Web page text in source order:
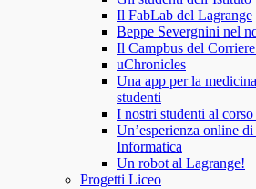
Il FabLab del Lagrange
Beppe Severgnini nel
Il Campbus del
uChronicles
Una app per la
studenti
I nostri studenti al
Un’esperienza online
Informatica
Un robot al Lagrange!
Progetti Liceo